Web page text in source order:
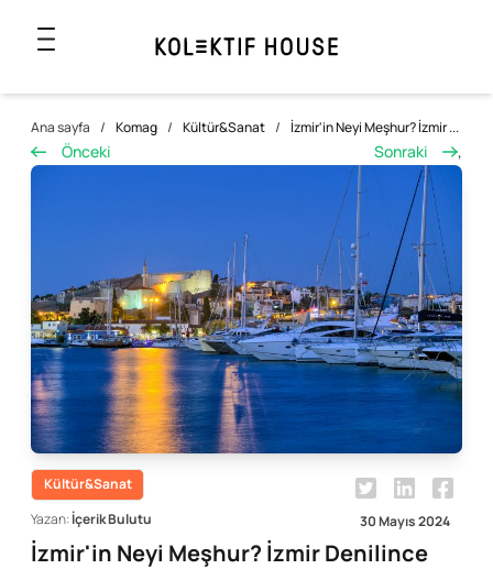
Ana sayfa / Komag / Kültür&Sanat / İzmir'in Neyi Meşhur? İzmir ...
Önceki Sonraki ,
Kültür&Sanat
Yazan:İçerik Bulutu 30 Mayıs 2024
İzmir'in Neyi Meşhur? İzmir Denilince